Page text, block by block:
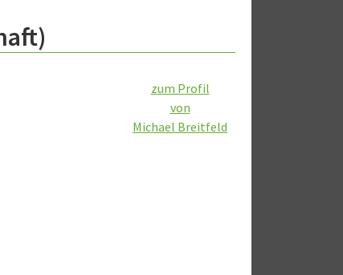
zum Profil
von
Michael Breitfeld